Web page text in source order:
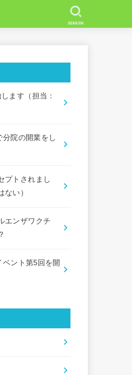
SEARCH
ます（担当：
院の開業をし
プトされまし
ない）
エンザワクチ
ント第5回を開